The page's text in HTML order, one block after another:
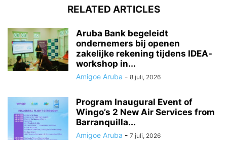
RELATED ARTICLES
Aruba Bank begeleidt
ondernemers bij openen
zakelijke rekening tijdens IDEA-
workshop in...
Amigoe Aruba - 8 juli, 2026
Program Inaugural Event of
Wingo’s 2 New Air Services from
Barranquilla...
Amigoe Aruba - 7 juli, 2026